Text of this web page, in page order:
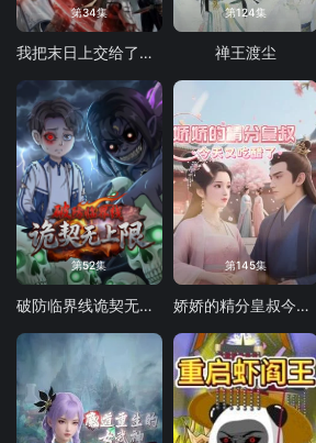
第34集
我把末日上交给了国家
第124集
禅王渡尘
第52集
破防临界线诡契无上限
第145集
娇娇的精分皇叔今天又吃醋了